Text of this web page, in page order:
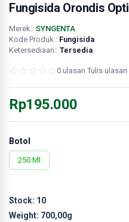
Fungisida Orondis Opti
Merek:: SYNGENTA
Kode Produk:: Fungisida
Ketersediaan:: Tersedia
0 ulasan Tulis ulasan
Rp195.000
Botol
250 Ml
Stock: 10
Weight: 700,00g